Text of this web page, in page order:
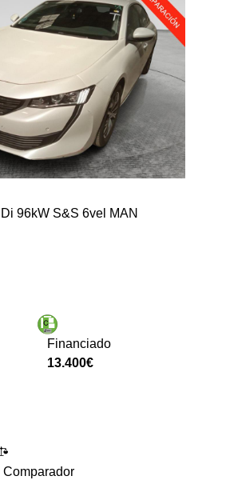
96kW S&S 6vel MAN
Financiado
13.400€
Comparador